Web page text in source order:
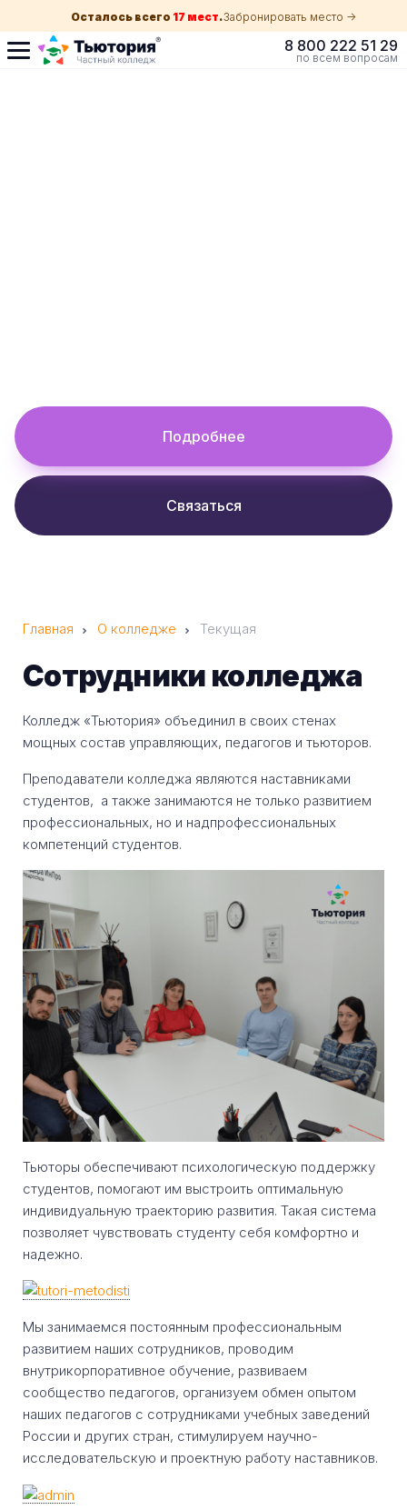
Осталось всего 17 мест.Забронировать место ->
8 800 222 51 29
по всем вопросам
Подробнее
Связаться
Главная О колледже Текущая
Сотрудники колледжа
Колледж «Тьютория» объединил в своих стенах
мощных состав управляющих, педагогов и тьюторов.
Преподаватели колледжа являются наставниками
студентов, а также занимаются не только развитием
профессиональных, но и надпрофессиональных
компетенций студентов.
Тьюторы обеспечивают психологическую поддержку
студентов, помогают им выстроить оптимальную
индивидуальную траекторию развития. Такая система
позволяет чувствовать студенту себя комфортно и
надежно.
Мы занимаемся постоянным профессиональным
развитием наших сотрудников, проводим
внутрикорпоративное обучение, развиваем
сообщество педагогов, организуем обмен опытом
наших педагогов с сотрудниками учебных заведений
России и других стран, стимулируем научно-
исследовательскую и проектную работу наставников.